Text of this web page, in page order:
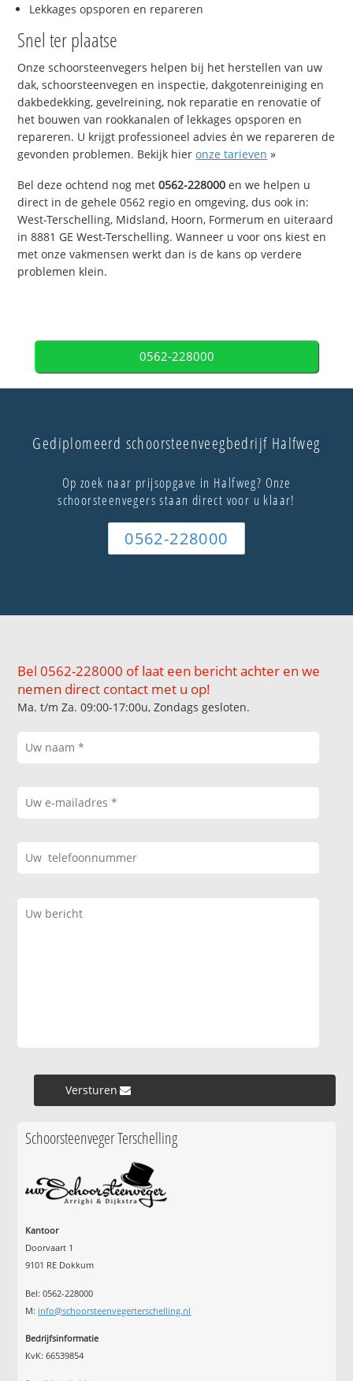
Lekkages opsporen en repareren
Snel ter plaatse
Onze schoorsteenvegers helpen bij het herstellen van uw
dak, schoorsteenvegen en inspectie, dakgotenreiniging en
dakbedekking, gevelreining, nok reparatie en renovatie of
het bouwen van rookkanalen of lekkages opsporen en
repareren. U krijgt professioneel advies én we repareren de
gevonden problemen. Bekijk hieronze tarieven »
Bel deze ochtend nog met0562-228000 en we helpen u
direct in de gehele 0562 regio en omgeving, dus ook in:
West-Terschelling, Midsland, Hoorn, Formerum en uiteraard
in 8881 GE West-Terschelling. Wanneer u voor ons kiest en
met onze vakmensen werkt dan is de kans op verdere
problemen klein.
0562-228000
Gediplomeerd schoorsteenveegbedrijf Halfweg
Op zoek naar prijsopgave in Halfweg? Onze
schoorsteenvegers staan direct voor u klaar!
0562-228000
Bel 0562-228000 of laat een bericht achter en we
nemen direct contact met u op!
Ma. t/m Za. 09:00-17:00u, Zondags gesloten.
Versturen »
Schoorsteenveger Terschelling
Kantoor
Doorvaart 1
9101 RE Dokkum
Bel: 0562-228000
M: info@schoorsteenvegerterschelling.nl
Bedrijfsinformatie
KvK: 66539854